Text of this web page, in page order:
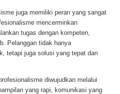
juga memiliki peran yang sangat
mencerminkan
tugas dengan kompeten,
Pelanggan tidak hanya
tetapi juga solusi yang tepat dan
diwujudkan melalui
yang rapi, komunikasi yang